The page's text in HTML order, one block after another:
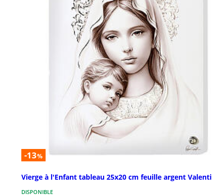
-13%
Vierge à l'Enfant tableau 25x20 cm feuille argent Valenti
DISPONIBLE